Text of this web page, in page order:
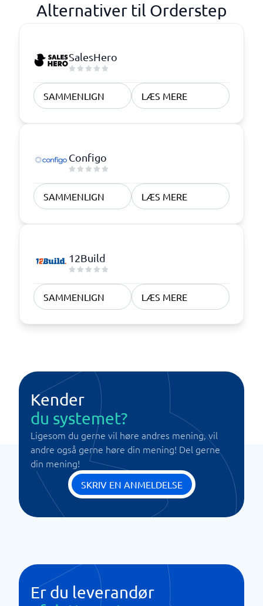
Alternativer til Orderstep
SalesHero
SAMMENLIGN LÆS MERE
Configo
SAMMENLIGN LÆS MERE
12Build
SAMMENLIGN LÆS MERE
Kender
du systemet?
Ligesom du gerne vil høre andres mening, vil
andre også gerne høre din mening! Del gerne
din mening!
SKRIV EN ANMELDELSE
Er du leverandør